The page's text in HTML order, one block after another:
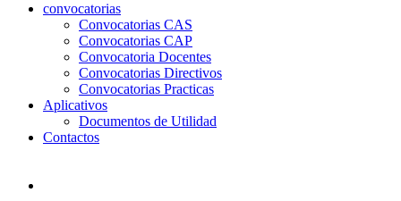
convocatorias
Convocatorias CAS
Convocatorias CAP
Convocatoria Docentes
Convocatorias Directivos
Convocatorias Practicas
Aplicativos
Documentos de Utilidad
Contactos